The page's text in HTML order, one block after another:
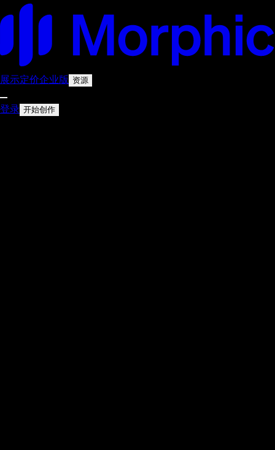
展示定价企业版 资源
登录 开始创作